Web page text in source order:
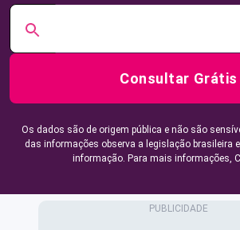
Consultar Grátis
Os dados são de origem pública e não são
das informações observa a legislação brasileira
informação. Para mais informações,